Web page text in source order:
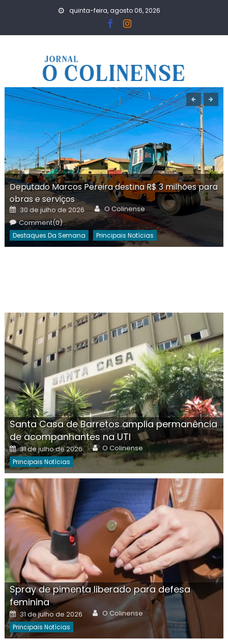
quinta-feira, agosto 06, 2026
Deputado Marcos Pereira destina R$ 3 milhões para
obras e serviços
Posted
on
30 de julho de 2026 Author
O Colinense
Comment(0)
Destaques Da Semana Principais Notícias
Santa Casa de Barretos amplia permanência
de acompanhantes na UTI
Posted
on
31 de julho de 2026 Author
O Colinense
Principais Notícias
Spray de pimenta liberado para defesa
feminina
Posted
on
31 de julho de 2026 Author
O Colinense
Principais Notícias